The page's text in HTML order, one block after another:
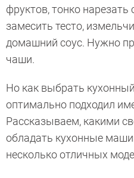
фруктов, тонко нарезать
замесить тесто,
домашний соус. Нужно
чаши.
Но как выбрать
оптимально подходил
Рассказываем, какими
обладать кухонные
несколько отличных